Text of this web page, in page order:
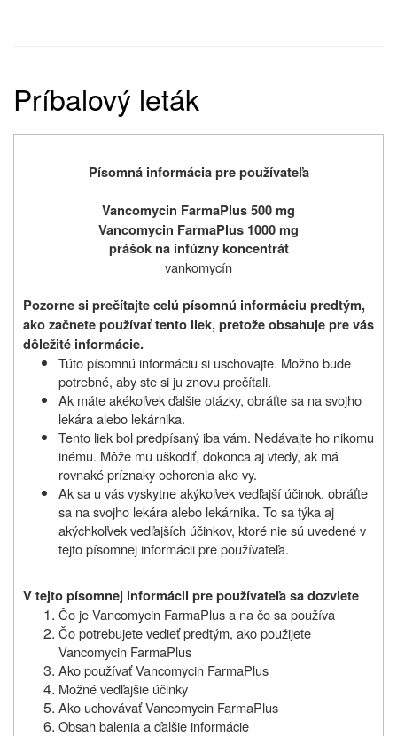
Príbalový leták
Písomná informácia pre používateľa
Vancomycin FarmaPlus500 mg
Vancomycin FarmaPlus 1000 mg
prášok na infúzny koncentrát
vankomycín
Pozorne si prečítajte celú písomnú informáciu predtým,
ako začnete používať tento liek, pretože obsahuje pre vás
dôležité informácie.
Túto písomnú informáciu si uschovajte. Možno bude
potrebné, aby ste si ju znovu prečítali.
Ak máte akékoľvek ďalšie otázky, obráťte sa na svojho
lekára alebo lekárnika.
Tento liek bol predpísaný iba vám. Nedávajte ho nikomu
inému. Môže mu uškodiť, dokonca aj vtedy, ak má
rovnaké príznaky ochorenia ako vy.
Ak sa u vás vyskytne akýkoľvek vedľajší účinok, obráťte
sa na svojho lekára alebo lekárnika. To sa týka aj
akýchkoľvek vedľajších účinkov, ktoré nie sú uvedené v
tejto písomnej informácii pre používateľa.
V tejto písomnej informácii pre používateľa sa dozviete
Čo je Vancomycin FarmaPlus a na čo sa používa
Čo potrebujete vedieť predtým, ako použijete
Vancomycin FarmaPlus
Ako používať Vancomycin FarmaPlus
Možné vedľajšie účinky
Ako uchovávať Vancomycin FarmaPlus
Obsah balenia a ďalšie informácie